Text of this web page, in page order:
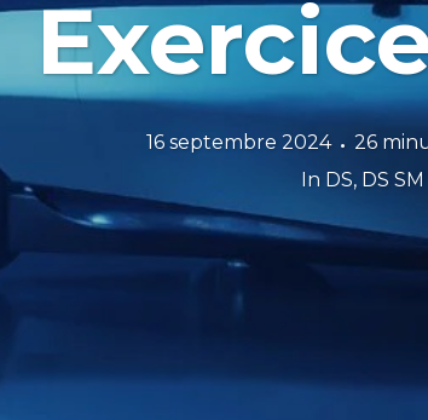
16 septembre 2024 26
In DS, DS